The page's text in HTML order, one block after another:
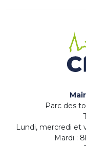
Parc des
Lundi, mercredi et
Mardi :